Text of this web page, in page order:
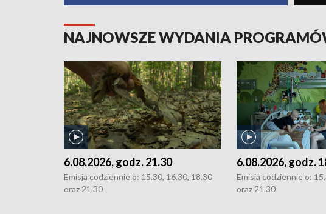
NAJNOWSZE WYDANIA
6.08.2026, godz. 21.30
Emisja codziennie o: 15.30, 16.30, 18.30
oraz 21.30
6.08.2026, godz.
Emisja codziennie o:
oraz 21.30